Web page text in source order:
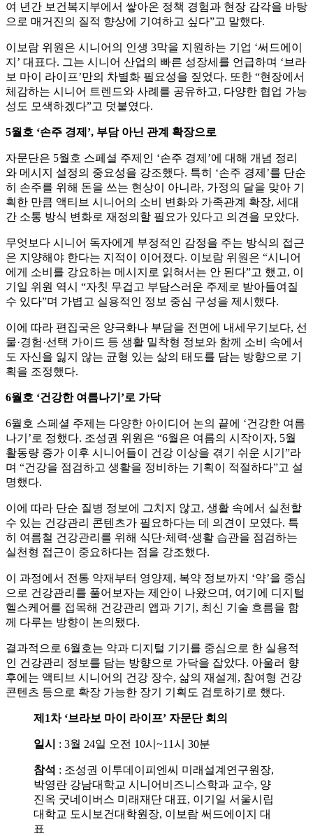
여 년간 보건복지부에서 쌓아온 정책 경험과 현장 감각을 바탕
으로 매거진의 질적 향상에 기여하고 싶다”고 말했다.
이보람 위원은 시니어의 인생 3막을 지원하는 기업 ‘써드에이
지’ 대표다. 그는 시니어 산업의 빠른 성장세를 언급하며 ‘브라
보 마이 라이프’만의 차별화 필요성을 짚었다. 또한 “현장에서
체감하는 시니어 트렌드와 사례를 공유하고, 다양한 협업 가능
성도 모색하겠다”고 덧붙였다.
5월호 ‘손주 경제’, 부담 아닌 관계 확장으로
자문단은 5월호 스페셜 주제인 ‘손주 경제’에 대해 개념 정리
와 메시지 설정의 중요성을 강조했다. 특히 ‘손주 경제’를 단순
히 손주를 위해 돈을 쓰는 현상이 아니라, 가정의 달을 맞아 기
획한 만큼 액티브 시니어의 소비 변화와 가족관계 확장, 세대
간 소통 방식 변화로 재정의할 필요가 있다고 의견을 모았다.
무엇보다 시니어 독자에게 부정적인 감정을 주는 방식의 접근
은 지양해야 한다는 지적이 이어졌다. 이보람 위원은 “시니어
에게 소비를 강요하는 메시지로 읽혀서는 안 된다”고 했고, 이
기일 위원 역시 “자칫 무겁고 부담스러운 주제로 받아들여질
수 있다”며 가볍고 실용적인 정보 중심 구성을 제시했다.
이에 따라 편집국은 양극화나 부담을 전면에 내세우기보다, 선
물·경험·선택 가이드 등 생활 밀착형 정보와 함께 소비 속에서
도 자신을 잃지 않는 균형 있는 삶의 태도를 담는 방향으로 기
획을 조정했다.
6월호 ‘건강한 여름나기’로 가닥
6월호 스페셜 주제는 다양한 아이디어 논의 끝에 ‘건강한 여름
나기’로 정했다. 조성권 위원은 “6월은 여름의 시작이자, 5월
활동량 증가 이후 시니어들이 건강 이상을 겪기 쉬운 시기”라
며 “건강을 점검하고 생활을 정비하는 기획이 적절하다”고 설
명했다.
이에 따라 단순 질병 정보에 그치지 않고, 생활 속에서 실천할
수 있는 건강관리 콘텐츠가 필요하다는 데 의견이 모였다. 특
히 여름철 건강관리를 위해 식단·체력·생활 습관을 점검하는
실천형 접근이 중요하다는 점을 강조했다.
이 과정에서 전통 약재부터 영양제, 복약 정보까지 ‘약’을 중심
으로 건강관리를 풀어보자는 제안이 나왔으며, 여기에 디지털
헬스케어를 접목해 건강관리 앱과 기기, 최신 기술 흐름을 함
께 다루는 방향이 논의됐다.
결과적으로 6월호는 약과 디지털 기기를 중심으로 한 실용적
인 건강관리 정보를 담는 방향으로 가닥을 잡았다. 아울러 향
후에는 액티브 시니어의 건강 장수, 삶의 재설계, 참여형 건강
콘텐츠 등으로 확장 가능한 장기 기획도 검토하기로 했다.
제1차 ‘브라보 마이 라이프’ 자문단 회의
일시 : 3월 24일 오전 10시~11시 30분
참석 : 조성권 이투데이피엔씨 미래설계연구원장,
박영란 강남대학교 시니어비즈니스학과 교수, 양
진옥 굿네이버스 미래재단 대표, 이기일 서울시립
대학교 도시보건대학원장, 이보람 써드에이지 대
표